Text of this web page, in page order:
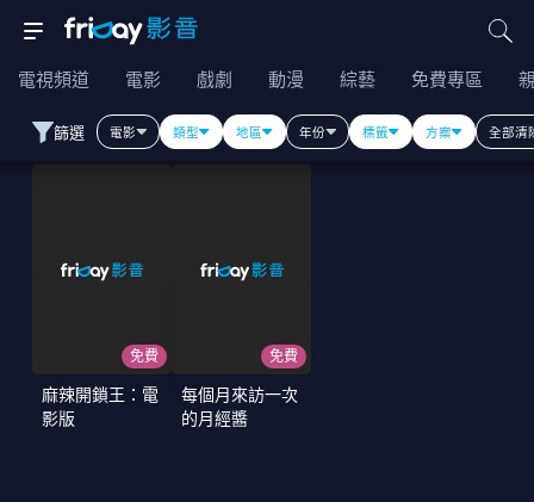
電視頻道 電影 戲劇 動漫 綜藝 免費專區
篩選 電影 類型 地區 年份 標籤 方案 全部清
免費
麻辣開鎖王：電
影版
免費
每個月來訪一次
的月經醬